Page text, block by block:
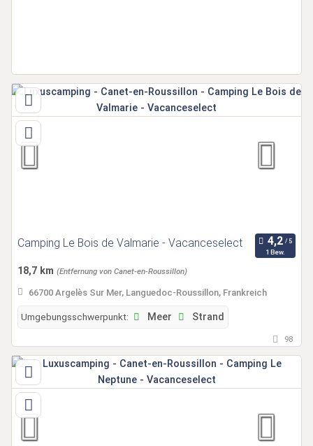
Camping Le Bois de Valmarie - Vacanceselect
1 Bew.
18,7 km (Entfernung von Canet-en-Roussillon)
66700 Argelès Sur Mer, Languedoc-Roussillon, Frankreich
Umgebungsschwerpunkt: Meer Strand
98